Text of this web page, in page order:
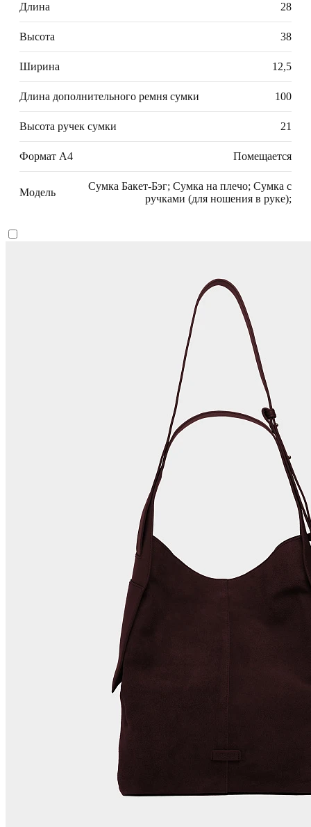
Длина 28
Высота 38
Ширина 12,5
Длина дополнительного ремня сумки 100
Высота ручек сумки 21
Формат А4 Помещается
Модель
Сумка Бакет-Бэг; Сумка на плечо; Сумка с
ручками (для ношения в руке);